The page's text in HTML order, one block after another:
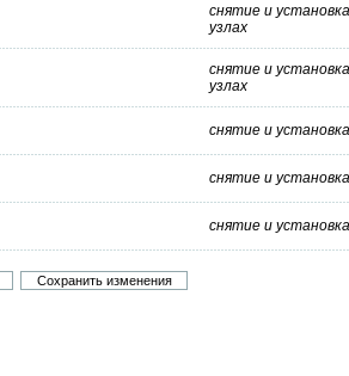
снятие и
узлах
снятие и
узлах
снятие и
снятие и
снятие и